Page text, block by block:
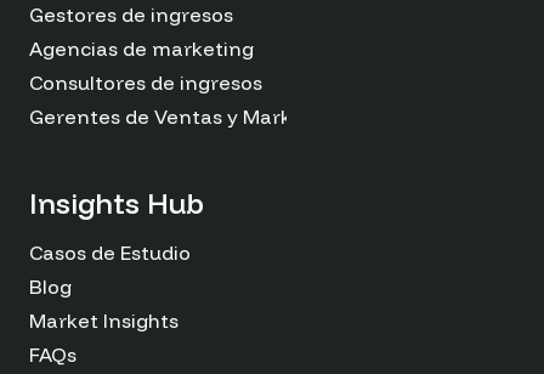
Gestores de ingresos
Agencias de marketing
Consultores de ingresos
Gerentes de Ventas y Marketing
Insights Hub
Casos de Estudio
Blog
Market Insights
FAQs